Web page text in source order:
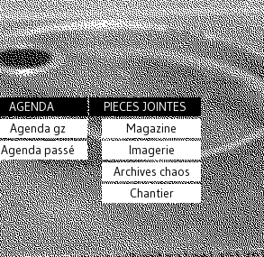
AGENDA
Agenda gz
Agenda passé
PIECES JOINTES
Magazine
Imagerie
Archives chaos
Chantier